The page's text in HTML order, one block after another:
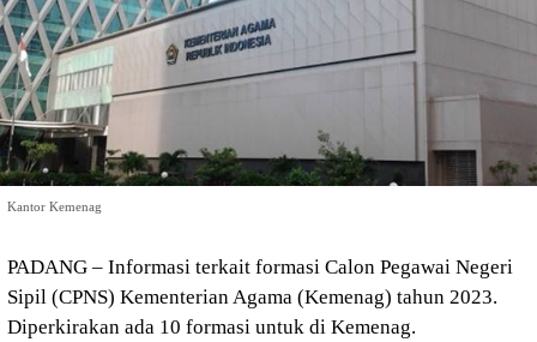
Kantor Kemenag
PADANG – Informasi terkait formasi Calon Pegawai Negeri
Sipil (CPNS) Kementerian Agama (Kemenag) tahun 2023.
Diperkirakan ada 10 formasi untuk di Kemenag.